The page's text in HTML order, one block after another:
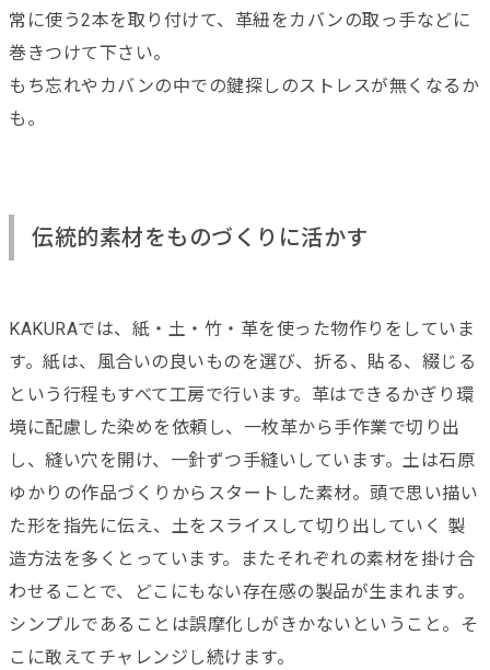
常に使う2本を取り付けて、革紐をカバンの取っ手などに
巻きつけて下さい。
もち忘れやカバンの中での鍵探しのストレスが無くなるか
も。
伝統的素材をものづくりに活かす
KAKURAでは、紙・土・竹・革を使った物作りをしていま
す。紙は、風合いの良いものを選び、折る、貼る、綴じる
という行程もすべて工房で行います。革はできるかぎり環
境に配慮した染めを依頼し、一枚革から手作業で切り出
し、縫い穴を開け、一針ずつ手縫いしています。土は石原
ゆかりの作品づくりからスタートした素材。頭で思い描い
た形を指先に伝え、土をスライスして切り出していく 製
造方法を多くとっています。またそれぞれの素材を掛け合
わせることで、どこにもない存在感の製品が生まれます。
シンプルであることは誤摩化しがきかないということ。そ
こに敢えてチャレンジし続けます。